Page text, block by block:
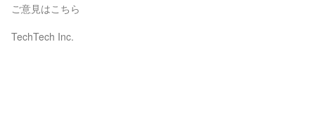
ご意見はこちら
TechTech Inc.